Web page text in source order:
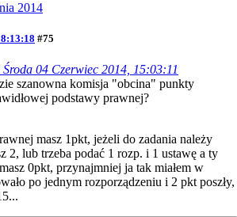
2014
#75
04 Czerwiec 2014, 15:03:11
szanowna komisja "obcina" punkty
podstawy prawnej?
masz 1pkt, jeżeli do zadania należy
2, lub trzeba podać 1 rozp. i 1 ustawę a ty
0pkt, przynajmniej ja tak miałem w
po jednym rozporządzeniu i 2 pkt poszły,